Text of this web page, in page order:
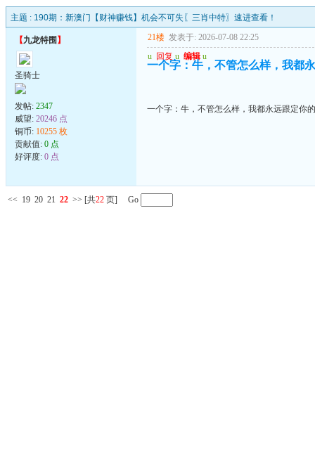
主题 : 190期：新澳门【财神赚钱】机会不可失〖三肖中特〗速进查看！
【九龙特围 】
圣骑士
发帖: 2347
威望: 20246 点
铜币: 10255 枚
贡献值: 0 点
好评度: 0 点
21楼 发表于: 2026-07-08 22:25
u 回复 u 编辑 u
一个字：牛，不管怎么样，我都
一个字：牛，不管怎么样，我都永远跟定你的
<< 19 20 21 22 >> [共22 页] Go